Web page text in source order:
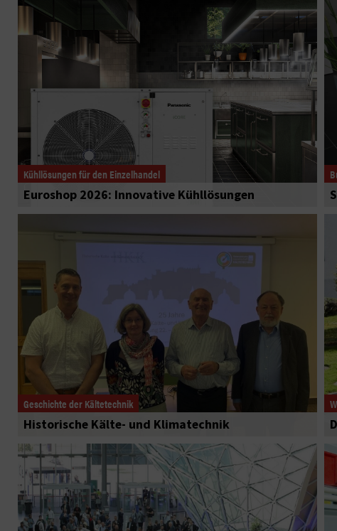
Kühllösungen für den Einzelhandel
Euroshop 2026: Innovative Kühllösungen
Geschichte der Kältetechnik
Historische Kälte- und Klimatechnik